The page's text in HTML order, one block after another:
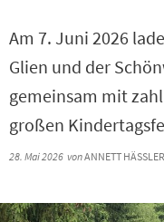
Am 7. Juni 2026
Glien und der
gemeinsam mit
großen
28. Mai 2026 vonANNETT HÄSSLER